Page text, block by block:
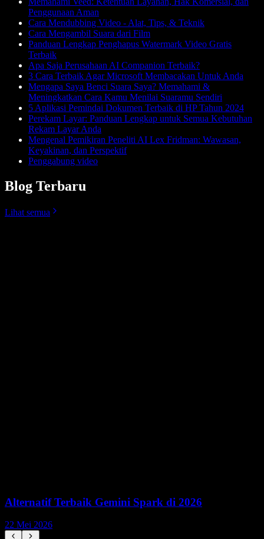
Penggunaan Aman
Cara Mendubbing Video - Alat, Tips, & Teknik
Cara Mengambil Suara dari Film
Panduan Lengkap Penghapus Watermark Video Gratis
Terbaik
Apa Saja Perusahaan AI Companion Terbaik?
3 Cara Terbaik Agar Microsoft Membacakan Untuk Anda
Mengapa Saya Benci Suara Saya? Memahami &
Meningkatkan Cara Kamu Menilai Suaramu Sendiri
5 Aplikasi Pemindai Dokumen Terbaik di HP Tahun 2024
Perekam Layar: Panduan Lengkap untuk Semua Kebutuhan
Rekam Layar Anda
Mengenal Pemikiran Peneliti AI Lex Fridman: Wawasan,
Keyakinan, dan Perspektif
Penggabung video
Blog Terbaru
Lihat semua
Alternatif Terbaik Gemini Spark di 2026
22 Mei 2026